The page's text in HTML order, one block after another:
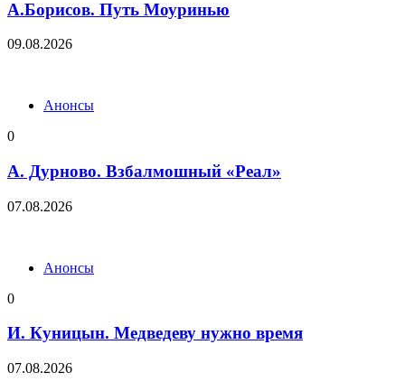
А.Борисов. Путь Моуринью
09.08.2026
Анонсы
0
А. Дурново. Взбалмошный «Реал»
07.08.2026
Анонсы
0
И. Куницын. Медведеву нужно время
07.08.2026